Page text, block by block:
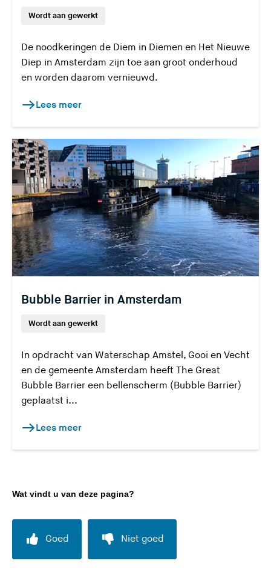
Wordt aan gewerkt
De noodkeringen de Diem in Diemen en Het Nieuwe
Diep in Amsterdam zijn toe aan groot onderhoud
en worden daarom vernieuwd.
Lees meer
Bubble Barrier in Amsterdam
Wordt aan gewerkt
In opdracht van Waterschap Amstel, Gooi en Vecht
en de gemeente Amsterdam heeft The Great
Bubble Barrier een bellenscherm (Bubble Barrier)
geplaatst i...
Lees meer
Wat vindt u van deze pagina?
Goed Niet goed